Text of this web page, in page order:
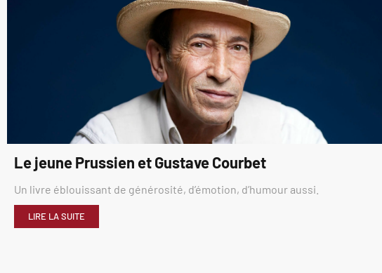
Le jeune Prussien et Gustave Courbet
Un livre éblouissant de générosité, d’émotion, d’humour aussi.
LIRE LA SUITE